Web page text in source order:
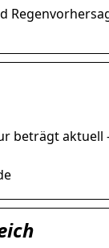
beträgt